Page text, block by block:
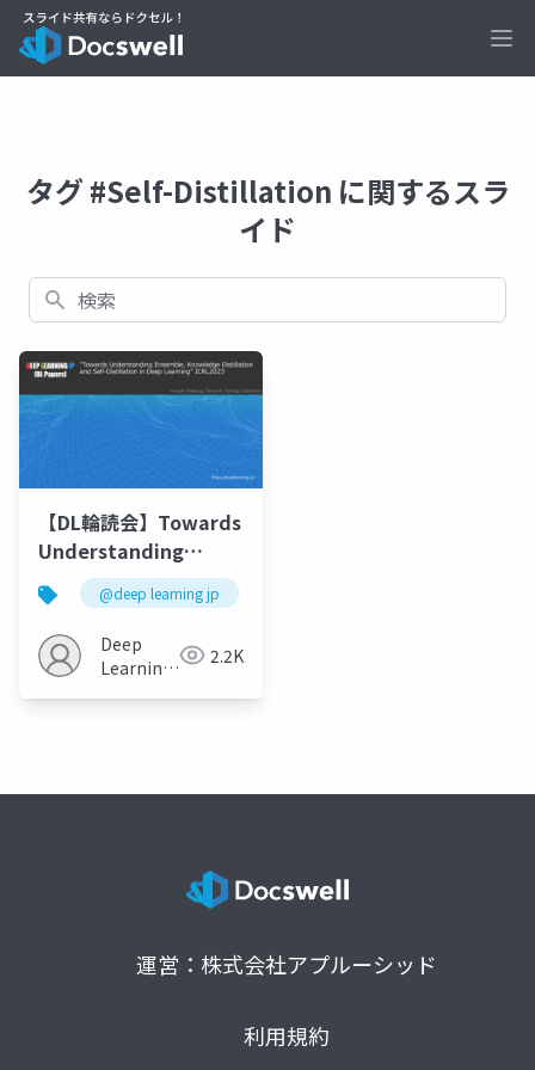
タグ #Self-Distillation に関するスラ
イド
検索
【DL輪読会】Towards
Understanding
Ensemble,
Knowledge
Distillation and Self-
Distillation in Deep
Learning
@deep learning jp
Deep
Learning
2.2K
運営：株式会社アプルーシッド
利用規約